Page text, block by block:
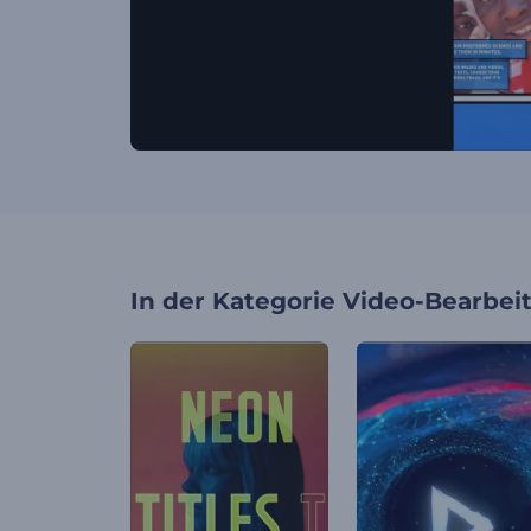
In der Kategorie Video-